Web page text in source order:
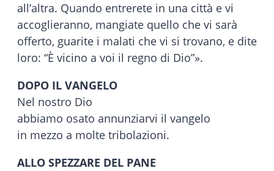
all’altra. Quando entrerete in una città e vi
accoglieranno, mangiate quello che vi sarà
offerto, guarite i malati che vi si trovano, e dite
loro: “È vicino a voi il regno di Dio”».
DOPO IL VANGELO
Nel nostro Dio
abbiamo osato annunziarvi il vangelo
in mezzo a molte tribolazioni.
ALLO SPEZZARE DEL PANE